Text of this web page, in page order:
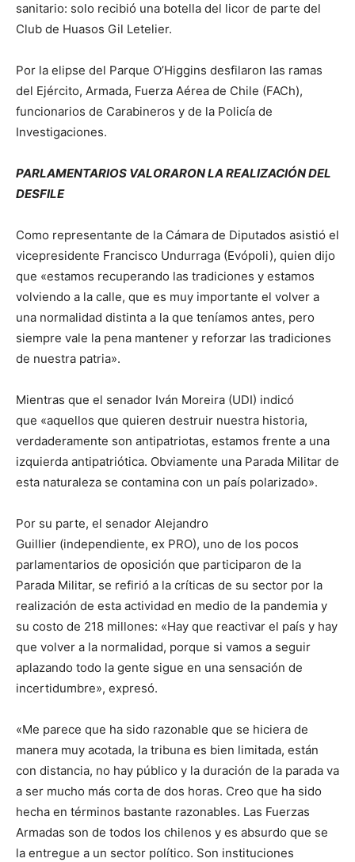
sanitario: solo recibió una botella del licor de parte del
Club de Huasos Gil Letelier.
Por la elipse del Parque O’Higgins desfilaron las ramas
del Ejército, Armada, Fuerza Aérea de Chile (FACh),
funcionarios de Carabineros y de la Policía de
Investigaciones.
PARLAMENTARIOS VALORARON LA REALIZACIÓN DEL
DESFILE
Como representante de la Cámara de Diputados asistió el
vicepresidente Francisco Undurraga (Evópoli), quien dijo
que «estamos recuperando las tradiciones y estamos
volviendo a la calle, que es muy importante el volver a
una normalidad distinta a la que teníamos antes, pero
siempre vale la pena mantener y reforzar las tradiciones
de nuestra patria».
Mientras que el senador Iván Moreira (UDI) indicó
que «aquellos que quieren destruir nuestra historia,
verdaderamente son antipatriotas, estamos frente a una
izquierda antipatriótica. Obviamente una Parada Militar de
esta naturaleza se contamina con un país polarizado».
Por su parte, el senador Alejandro
Guillier (independiente, ex PRO), uno de los pocos
parlamentarios de oposición que participaron de la
Parada Militar, se refirió a la críticas de su sector por la
realización de esta actividad en medio de la pandemia y
su costo de 218 millones: «Hay que reactivar el país y hay
que volver a la normalidad, porque si vamos a seguir
aplazando todo la gente sigue en una sensación de
incertidumbre», expresó.
«Me parece que ha sido razonable que se hiciera de
manera muy acotada, la tribuna es bien limitada, están
con distancia, no hay público y la duración de la parada va
a ser mucho más corta de dos horas. Creo que ha sido
hecha en términos bastante razonables. Las Fuerzas
Armadas son de todos los chilenos y es absurdo que se
la entregue a un sector político. Son instituciones